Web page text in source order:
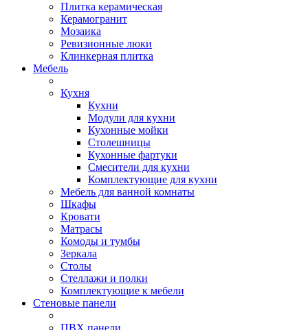
Плитка керамическая
Керамогранит
Мозаика
Ревизионные люки
Клинкерная плитка
Мебель
Кухня
Кухни
Модули для кухни
Кухонные мойки
Столешницы
Кухонные фартуки
Смесители для кухни
Комплектующие для кухни
Мебель для ванной комнаты
Шкафы
Кровати
Матрасы
Комоды и тумбы
Зеркала
Столы
Стеллажи и полки
Комплектующие к мебели
Стеновые панели
ПВХ панели